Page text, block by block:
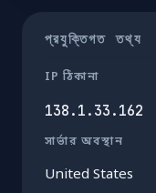
প্রযুক্তিগত তথ্য
IP ঠিকানা
138.1.33.162
সার্ভার অবস্থান
United States